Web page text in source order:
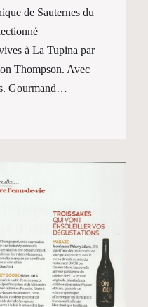
de Sauternes du
à La Tupina par
Thompson. Avec
Gourmand…